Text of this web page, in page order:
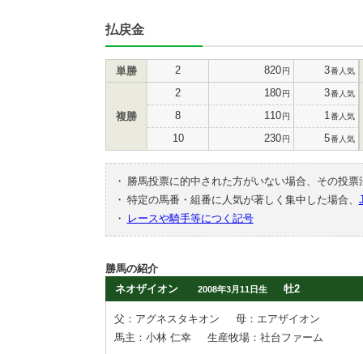
払戻金
単勝 2 820円 3番人気
複勝
2 180円 3番人気
8 110円 1 番人気
10 230円 5番人気
・
勝馬投票に的中された方がいない場合、その投
・ 特定の馬番・組番に人気が著しく集中した場合、
・
レースや騎手等につく記号
勝馬の紹介
ネオザイオン
2008年3月11日生 牡2
父：アグネスタキオン
母：エアザイオン
馬主：小林 仁幸
生産牧場：社台ファーム